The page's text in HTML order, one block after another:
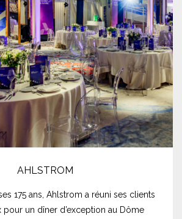
AHLSTROM
175 ans, Ahlstrom a réuni ses clients
pour un dîner d’exception au Dôme